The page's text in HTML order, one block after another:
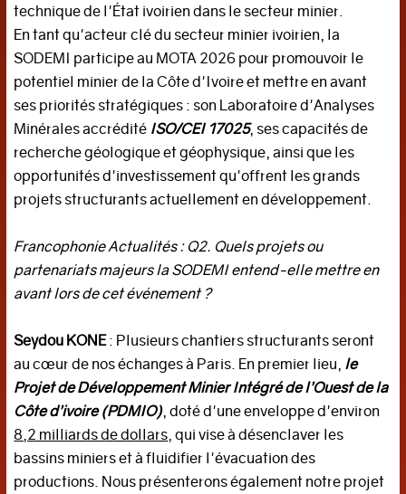
Focus
CULTURE
Cinéma
Histoire
Livres
Musique
PORTRAITS
Editorial
Entretien(s)
Tribune
MEDIAS
technique de l'État ivoirien dans le secteur minier.
En tant qu'acteur clé du secteur minier ivoirien, la
SODEMI participe au MOTA 2026 pour promouvoir le
potentiel minier de la Côte d'Ivoire et mettre en avant
ses priorités stratégiques : son Laboratoire d'Analyses
Minérales accrédité ISO/CEI 17025, ses capacités de
recherche géologique et géophysique, ainsi que les
opportunités d'investissement qu'offrent les grands
projets structurants actuellement en développement.
Francophonie Actualités : Q2. Quels projets ou
partenariats majeurs la SODEMI entend-elle mettre en
avant lors de cet événement ?
Seydou KONE: Plusieurs chantiers structurants seront
au cœur de nos échanges à Paris. En premier lieu, le
Projet de Développement Minier Intégré de l’Ouest de la
Côte d’ivoire (PDMIO), doté d'une enveloppe d'environ
8,2 milliards de dollars, qui vise à désenclaver les
bassins miniers et à fluidifier l'évacuation des
productions. Nous présenterons également notre projet